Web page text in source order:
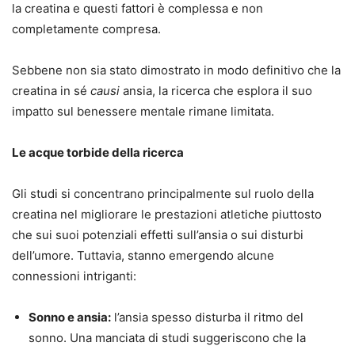
la creatina e questi fattori è complessa e non
completamente compresa.
Sebbene non sia stato dimostrato in modo definitivo che la
creatina in sé causi ansia, la ricerca che esplora il suo
impatto sul benessere mentale rimane limitata.
Le acque torbide della ricerca
Gli studi si concentrano principalmente sul ruolo della
creatina nel migliorare le prestazioni atletiche piuttosto
che sui suoi potenziali effetti sull’ansia o sui disturbi
dell’umore. Tuttavia, stanno emergendo alcune
connessioni intriganti:
Sonno e ansia: l’ansia spesso disturba il ritmo del
sonno. Una manciata di studi suggeriscono che la